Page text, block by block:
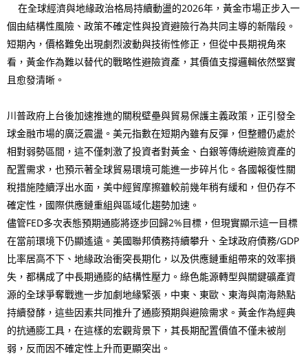
在全球經濟與地緣政治格局持續動盪的2026年，黃金市場正步入一
個由結構性風險、政策不確定性與投資避險行為共同主導的新階段。
短期內，價格難免出現劇烈波動與技術性修正，但從中長期視角來
看，黃金作為難以替代的戰略性避險資產，其價值支撐邏輯依然堅實
且愈發清晰。
川普政府上台後加速推進的關稅壁壘與貿易保護主義政策，正引發全
球金融市場的廣泛震盪。美元指數在短期內雖有反彈，但整體仍處於
相對弱勢區間，這不僅刺激了投資者對黃金、白銀等傳統避險資產的
配置需求，也預示著全球貿易環境可能進一步碎片化。各國報復性關
稅措施陸續浮出水面，美中經貿摩擦雖較前幾年稍有緩和，但仍存不
確定性，國際供應鏈重組與區域化趨勢加速。
儘管FED多次表態預期通膨將逐步回歸2%目標，但現實顯示這一目標
在當前環境下仍顯遙遠。美國聯邦債務持續攀升、全球政府債務/GDP
比率居高不下、地緣政治衝突長期化，以及供應鏈重組帶來的效率損
失，都構成了中長期通膨的結構性壓力。綠色能源轉型與關鍵礦產資
源的全球爭奪戰進一步加劇地緣緊張，中東、東歐、東海與南海熱點
持續發酵，這些因素共同推升了通膨預期與避險需求。黃金作為經典
的抗通膨工具，在這樣的宏觀背景下，其長期配置價值不僅未被削
弱，反而因不確定性上升而更顯突出。